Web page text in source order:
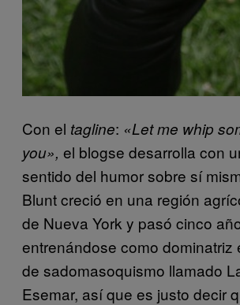
Con el tagline: «Let me whip
you», el blogse desarrolla con
sentido del humor sobre sí
Blunt creció en una región
de Nueva York y pasó cinco
entrenándose como dominatriz
de sadomasoquismo llamado
Esemar, así que es justo decir